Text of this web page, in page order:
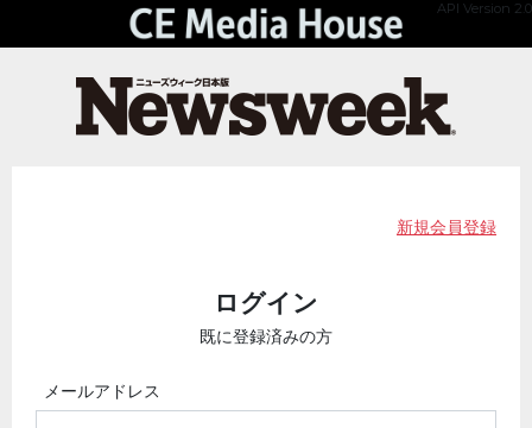
API Version 2.0
新規会員登録
ログイン
既に登録済みの方
メールアドレス